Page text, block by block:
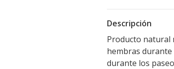
Descripción
Producto natural
hembras durante
durante los